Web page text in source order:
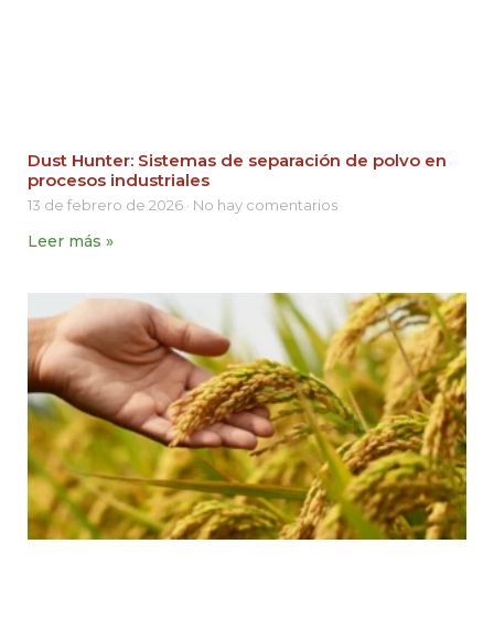
Dust Hunter: Sistemas de separación de polvo en
procesos industriales
13 de febrero de 2026 No hay comentarios
Leer más »